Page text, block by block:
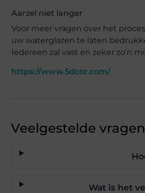
Aarzel niet langer
Voor meer vragen over het
uw waterglazen te laten
Iedereen zal vast en zeker zo’n
https://www.5dcor.com/
Veelgestelde vragen
Wat is het